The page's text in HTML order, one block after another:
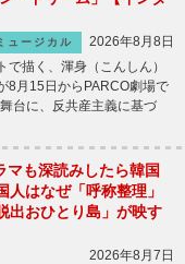
ュージカル
2026年8月8日
描く、渾身（こんしん）
8月15日からPARCO劇場で
台に、反共産主義に基づ
マも深読みしたら韓国
人はなぜ「呼称整理」
出おひとり島」が映す
2026年8月7日